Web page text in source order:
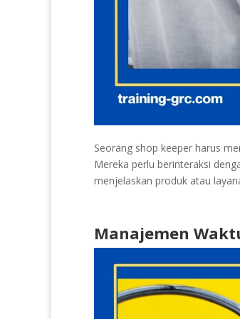
Seorang shop keeper harus
Mereka perlu berinteraksi
menjelaskan produk atau
Manajemen